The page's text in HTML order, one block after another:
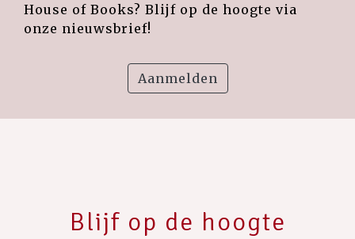
House of Books? Blijf op de hoogte via
onze nieuwsbrief!
Aanmelden
Blijf op de hoogte